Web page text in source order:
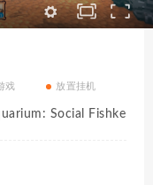
戏 放置挂机
Social Fishke